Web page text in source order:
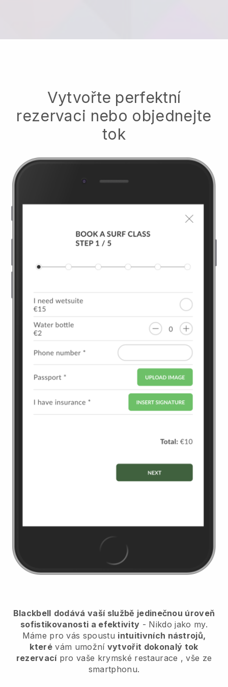
Vytvořte perfektní
rezervaci nebo objednejte
tok
Blackbell dodává vaší službě jedinečnou úroveň
sofistikovanosti a efektivity - Nikdo jako my.
Máme pro vás spoustu intuitivních nástrojů,
které vám umožní vytvořit dokonalý tok
rezervací pro vaše krymské restaurace , vše ze
smartphonu.